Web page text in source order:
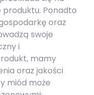
produktu. Ponadto
oraz
swoje
i
mamy
oraz jakości
miód może